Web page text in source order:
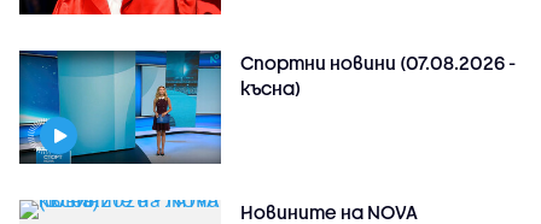
Спортни новини (07.08.2026 -
късна)
Новините на NOVA